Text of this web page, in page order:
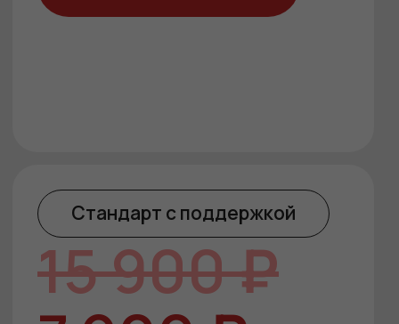
на мои соц. сети
Отправить
ALINA FITNESS
© 2026